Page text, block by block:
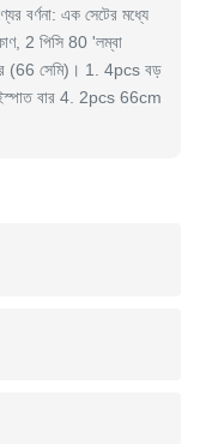
বর্ণনা: এক সেটের মধ্যে
2 পিসি 80 'লম্বা
(66 সেমি)। 1. 4pcs বড়
বার 4. 2pcs 66cm